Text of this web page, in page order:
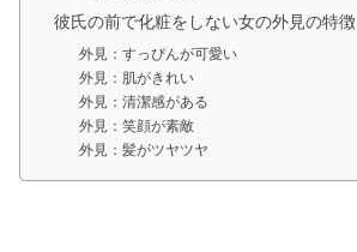
彼氏の前で化粧をしない女の外見の特徴
外見：すっぴんが可愛い
外見：肌がきれい
外見：清潔感がある
外見：笑顔が素敵
外見：髪がツヤツヤ